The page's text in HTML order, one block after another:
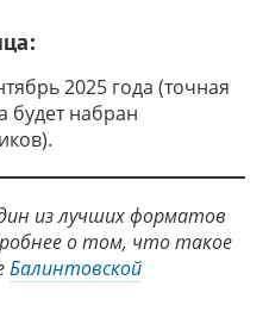
2025 года (точная
будет набран
из лучших форматов
о том, что такое
Балинтовской